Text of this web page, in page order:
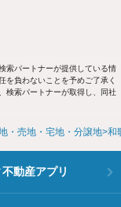
索パートナーが提供している情
を負わないことを予めご了承く
検索パートナーが取得し、同社
・売地・宅地・分譲地 和
動産アプリ